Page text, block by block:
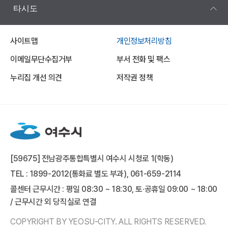
타시도
사이트맵
개인정보처리방침
이메일무단수집거부
부서 전화 및 팩스
누리집 개선 의견
저작권 정책
[59675] 전남광주통합특별시 여수시 시청로 1(학동)
TEL : 1899-2012(통화료 별도 부과), 061-659-2114
콜센터 근무시간 : 평일 08:30 ~ 18:30, 토·공휴일 09:00 ~ 18:00
/ 근무시간 외 당직실로 연결
COPYRIGHT BY YEOSU-CITY. ALL RIGHTS RESERVED.